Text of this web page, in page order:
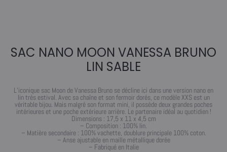
SAC NANO MOON VANESSA BRUNO
LIN SABLE
L’iconique sac Moon de Vanessa Bruno se décline ici dans une version nano en
lin très estival. Avec sa chaîne et son fermoir dorés, ce modèle XXS est un
véritable bijou. Mais malgré son format mini, il possède deux grandes poches
intérieures et une poche extérieure arrière. Le partenaire idéal au quotidien !
Dimensions : 17,5 x 11 x 4,5 cm
– Composition : 100% lin.
– Matière secondaire : 100% vachette, doublure principale 100% coton.
– Anse ajustable en maille métallique dorée
– Fabriqué en Italie